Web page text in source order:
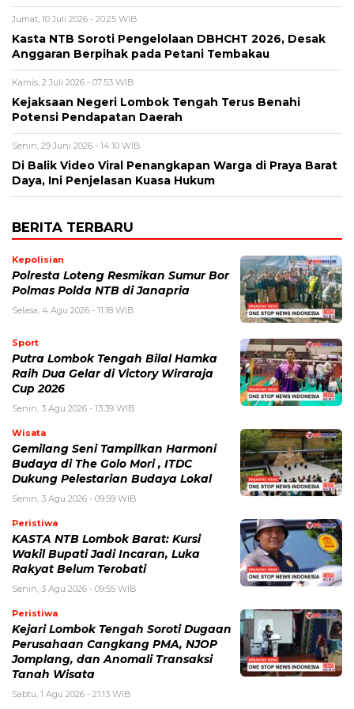
Jumat, 10 Juli 2026 - 20:25 WIB
Kasta NTB Soroti Pengelolaan DBHCHT 2026, Desak
Anggaran Berpihak pada Petani Tembakau
Kamis, 2 Juli 2026 - 07:53 WIB
Kejaksaan Negeri Lombok Tengah Terus Benahi
Potensi Pendapatan Daerah
Senin, 29 Juni 2026 - 14:10 WIB
Di Balik Video Viral Penangkapan Warga di Praya Barat
Daya, Ini Penjelasan Kuasa Hukum
BERITA TERBARU
Kepolisian
Polresta Loteng Resmikan Sumur Bor
Polmas Polda NTB di Janapria
Selasa, 4 Agu 2026 - 11:18 WIB
Sport
Putra Lombok Tengah Bilal Hamka
Raih Dua Gelar di Victory Wiraraja
Cup 2026
Senin, 3 Agu 2026 - 13:39 WIB
Wisata
Gemilang Seni Tampilkan Harmoni
Budaya di The Golo Mori , ITDC
Dukung Pelestarian Budaya Lokal
Senin, 3 Agu 2026 - 09:59 WIB
Peristiwa
KASTA NTB Lombok Barat: Kursi
Wakil Bupati Jadi Incaran, Luka
Rakyat Belum Terobati
Senin, 3 Agu 2026 - 09:55 WIB
Peristiwa
Kejari Lombok Tengah Soroti Dugaan
Perusahaan Cangkang PMA, NJOP
Jomplang, dan Anomali Transaksi
Tanah Wisata
Sabtu, 1 Agu 2026 - 21:13 WIB